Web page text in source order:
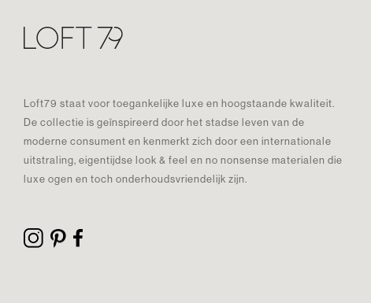
Loft79 staat voor toegankelijke luxe en hoogstaande kwaliteit.
De collectie is geïnspireerd door het stadse leven van de
moderne consument en kenmerkt zich door een internationale
uitstraling, eigentijdse look & feel en no nonsense materialen die
luxe ogen en toch onderhoudsvriendelijk zijn.